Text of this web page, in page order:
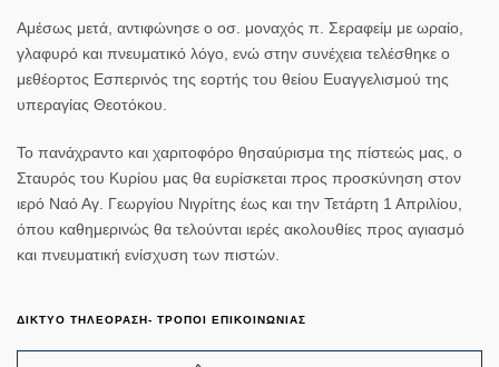
Αμέσως μετά, αντιφώνησε ο οσ. μοναχός π. Σεραφείμ με ωραίο,
γλαφυρό και πνευματικό λόγο, ενώ στην συνέχεια τελέσθηκε ο
μεθέορτος Εσπερινός της εορτής του θείου Ευαγγελισμού της
υπεραγίας Θεοτόκου.
Το πανάχραντο και χαριτοφόρο θησαύρισμα της πίστεώς μας, ο
Σταυρός του Κυρίου μας θα ευρίσκεται προς προσκύνηση στον
ιερό Ναό Αγ. Γεωργίου Νιγρίτης έως και την Τετάρτη 1 Απριλίου,
όπου καθημερινώς θα τελούνται ιερές ακολουθίες προς αγιασμό
και πνευματική ενίσχυση των πιστών.
ΔΙΚΤΥΟ ΤΗΛΕΟΡΑΣΗ- ΤΡΟΠΟΙ ΕΠΙΚΟΙΝΩΝΙΑΣ